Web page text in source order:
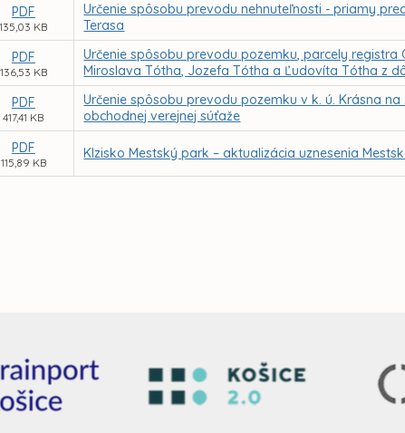
PDF
135,03 KB
Určenie spôsobu prevodu nehnuteľnosti - priamy
Terasa
PDF
136,53 KB
Určenie spôsobu prevodu pozemku, parcely registra
Miroslava Tótha, Jozefa Tótha a Ľudovíta Tótha z
PDF
417,41 KB
Určenie spôsobu prevodu pozemku v k. ú. Krásna
obchodnej verejnej súťaže
PDF
115,89 KB
Klzisko Mestský park – aktualizácia uznesenia